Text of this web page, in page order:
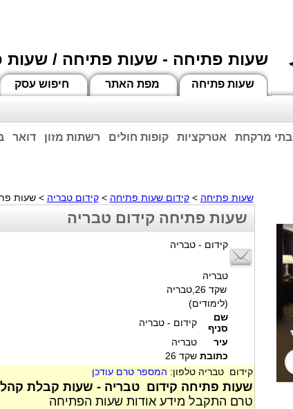
שעות פתיחה - שעות פתיחה / שעות
חיפוש עסק מפת האתר שעות פתיחה
דואר רשתות מזון קופות חולים אטרקציות בתי מרקחת
שעות פתיחה >קידום שעות פתיחה >קידום טבריה > שעות
שעות פתיחה קידום טבריה
קידום - טבריה
טבריה
שקד 26,טבריה
(לימודים)
שם
סניף
קידום - טבריה
עיר
טבריה
כתובת שקד 26
קידום טבריה טלפון: המספר טרם עודכן
שעות פתיחה קידום טבריה - שעות קבלת קהל
טרם התקבל מידע אודות שעות הפתיחה